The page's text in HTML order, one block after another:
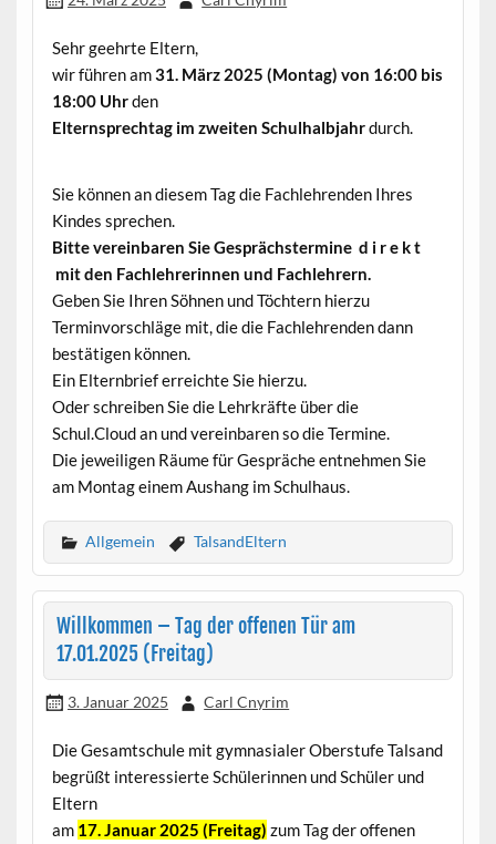
Sehr geehrte Eltern,
wir führen am31. März 2025 (Montag) von 16:00 bis
18:00 Uhrden
Elternsprechtag im zweiten Schulhalbjahrdurch.
Sie können an diesem Tag die Fachlehrenden Ihres
Kindes sprechen.
Bitte vereinbaren Sie Gesprächstermine d i r e k t
mit den Fachlehrerinnen und Fachlehrern.
Geben Sie Ihren Söhnen und Töchtern hierzu
Terminvorschläge mit, die die Fachlehrenden dann
bestätigen können.
Ein Elternbrief erreichte Sie hierzu.
Oder schreiben Sie die Lehrkräfte über die
Schul.Cloud an und vereinbaren so die Termine.
Die jeweiligen Räume für Gespräche entnehmen Sie
am Montag einem Aushang im Schulhaus.
Allgemein TalsandEltern
Willkommen – Tag der offenen Tür am
17.01.2025 (Freitag)
3. Januar 2025 Carl Cnyrim
Die Gesamtschule mit gymnasialer Oberstufe Talsand
begrüßt interessierte Schülerinnen und Schüler und
Eltern
am 17. Januar 2025 (Freitag) zum Tag der offenen